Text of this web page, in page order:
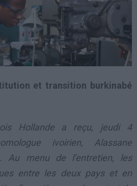
et transition burkinabé
Hollande a reçu, jeudi 4
ivoirien, Alassane
Au menu de l’entretien, les
entre les deux pays et en